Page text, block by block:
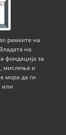
рамките на
на
фондација за
мислења и
мора да ги
или